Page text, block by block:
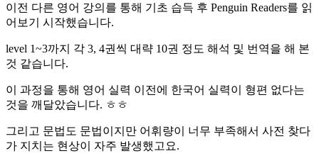
이전 다른 영어 강의를 통해 기초 습득 후 Penguin Readers를 읽
어보기 시작했습니다.
level 1~3까지 각 3, 4권씩 대략 10권 정도 해석 및 번역을 해 본
것 같습니다.
이 과정을 통해 영어 실력 이전에 한국어 실력이 형편 없다는
것을 깨달았습니다. ㅎㅎ
그리고 문법도 문법이지만 어휘량이 너무 부족해서 사전 찾다
가 지치는 현상이 자주 발생했고요.